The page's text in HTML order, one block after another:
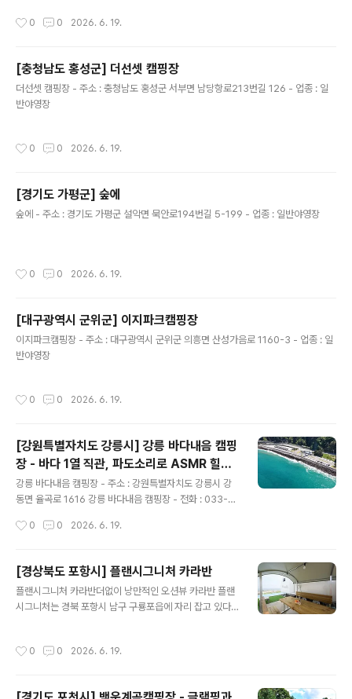
0 0 2026. 6. 19.
[충청남도 홍성군] 더선셋 캠핑장
더선셋 캠핑장 - 주소 : 충청남도 홍성군 서부면 남당항로213번길 126 - 업종 : 일
반야영장
0 0 2026. 6. 19.
[경기도 가평군] 숲에
숲에 - 주소 : 경기도 가평군 설악면 묵안로194번길 5-199 - 업종 : 일반야영장
0 0 2026. 6. 19.
[대구광역시 군위군] 이지파크캠핑장
이지파크캠핑장 - 주소 : 대구광역시 군위군 의흥면 산성가음로 1160-3 - 업종 : 일
반야영장
0 0 2026. 6. 19.
[강원특별자치도 강릉시] 강릉 바다내음 캠핑
장 - 바다 1열 직관, 파도소리로 ASMR 힐링
하는 강릉 바다내음 캠핑장
강릉 바다내음 캠핑장 - 주소 : 강원특별자치도 강릉시 강
동면 율곡로 1616 강릉 바다내음 캠핑장 - 전화 : 033-6
기 - 예약 구분 : 온라인실시간예약 - 공립 캠핑장이고, 직
영기간 : 봄,여름,가을,겨울 - 운영일 : 평일+주말 - 업종 :
자동차야영장,TV,에어컨,냉장고,유무선인터넷,난방기구,
취사도구,내부화장실,내부샤워실 - 상주관리인원 : 5명 -
자동차야영장 : 18면 - 글램핑 : 12면 - 사이트 바닥은 파
수,산책로,마트..
0 0 2026. 6. 19.
[경상북도 포항시] 플랜시그니처 카라반
플랜시그니처 카라반더없이 낭만적인 오션뷰 카라반 플랜
시그니처는 경북 포항시 남구 구룡포읍에 자리 잡고 있다.
다. 객실 내부에는 침대를 비롯해 취사도구, 화장실, 샤워시
0 0 2026. 6. 19.